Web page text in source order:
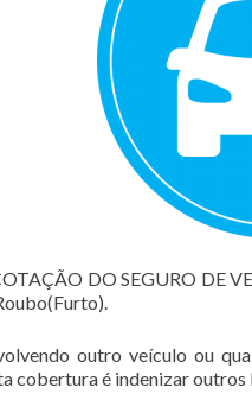
DO SEGURO DE
outro veículo ou
cobertura é indenizar